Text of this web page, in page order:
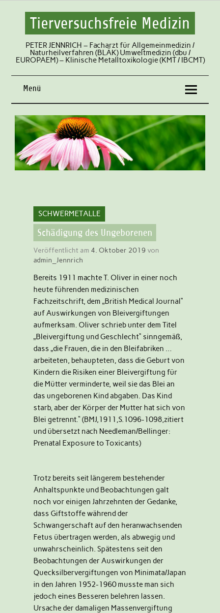
Tierversuchsfreie Medizin
PETER JENNRICH – Facharzt für Allgemeinmedizin /
Naturheilverfahren (BLÄK) Umweltmedizin (dbu /
EUROPAEM) – Klinische Metalltoxikologie (KMT / IBCMT)
Menü
SCHWERMETALLE
Schädigung des Ungeborenen
Veröffentlicht am 4. Oktober 2019 von
admin_Jennrich
Bereits 1911 machte T. Oliver in einer noch
heute führenden medizinischen
Fachzeitschrift, dem „British Medical Journal“
auf Auswirkungen von Bleivergiftungen
aufmerksam. Oliver schrieb unter dem Titel
„Bleivergiftung und Geschlecht“ sinngemäß,
dass „die Frauen, die in den Bleifabriken …
arbeiteten, behaupteten, dass die Geburt von
Kindern die Risiken einer Bleivergiftung für
die Mütter verminderte, weil sie das Blei an
das ungeborenen Kind abgaben. Das Kind
starb, aber der Körper der Mutter hat sich von
Blei getrennt.“ (BMJ,1911,S.1096-1098,zitiert
und übersetzt nach Needleman/Bellinger:
Prenatal Exposure to Toxicants)
Trotz bereits seit längerem bestehender
Anhaltspunkte und Beobachtungen galt
noch vor einigen Jahrzehnten der Gedanke,
dass Giftstoffe während der
Schwangerschaft auf den heranwachsenden
Fetus übertragen werden, als abwegig und
unwahrscheinlich. Spätestens seit den
Beobachtungen der Auswirkungen der
Quecksilbervergiftungen von Minimata/Japan
in den Jahren 1952-1960 musste man sich
jedoch eines Besseren belehren lassen.
Ursache der damaligen Massenvergiftung